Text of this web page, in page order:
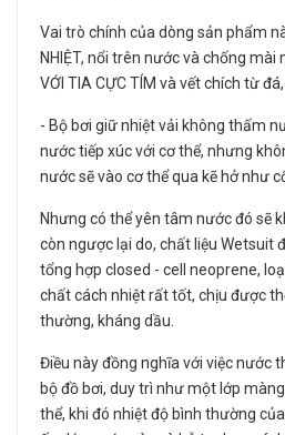
Vai trò chính của dòng sản phẩm
NHIỆT, nổi trên nước và chống mài
VỚI TIA CỰC TÍM và vết chích từ
- Bộ bơi giữ nhiệt vải không thấm
nước tiếp xúc với cơ thể, nhưng
nước sẽ vào cơ thể qua kẽ hở như
Nhưng có thể yên tâm nước đó sẽ
còn ngược lại do, chất liệu Wetsuit
tổng hợp closed - cell neoprene,
chất cách nhiệt rất tốt, chịu được
thường, kháng dầu.
Điều này đồng nghĩa với việc nước
bộ đồ bơi, duy trì như một lớp
thể, khi đó nhiệt độ bình thường